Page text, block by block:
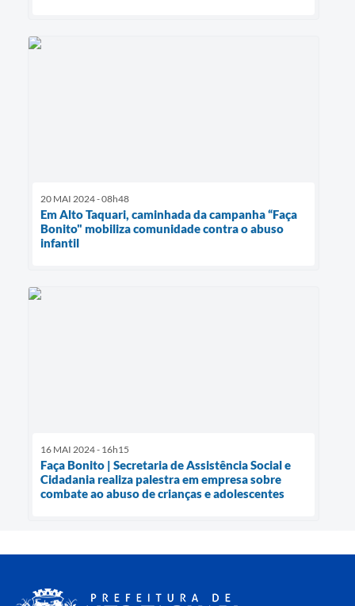
20 MAI 2024 - 08h48
Em Alto Taquari, caminhada da campanha “Faça
Bonito" mobiliza comunidade contra o abuso
infantil
16 MAI 2024 - 16h15
Faça Bonito | Secretaria de Assistência Social e
Cidadania realiza palestra em empresa sobre
combate ao abuso de crianças e adolescentes